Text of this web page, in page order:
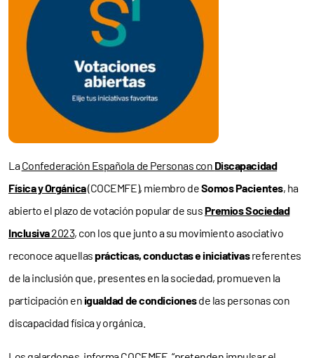
LaConfederación Española de Personas con Discapacidad
Física y Orgánica(COCEMFE), miembro deSomos Pacientes, ha
abierto el plazo de votación popular de susPremios Sociedad
Inclusiva2023, con los que junto a su movimiento asociativo
reconoce aquellasprácticas, conductas e iniciativasreferentes
de la inclusión que, presentes en la sociedad, promueven la
participación enigualdad de condicionesde las personas con
discapacidad física y orgánica.